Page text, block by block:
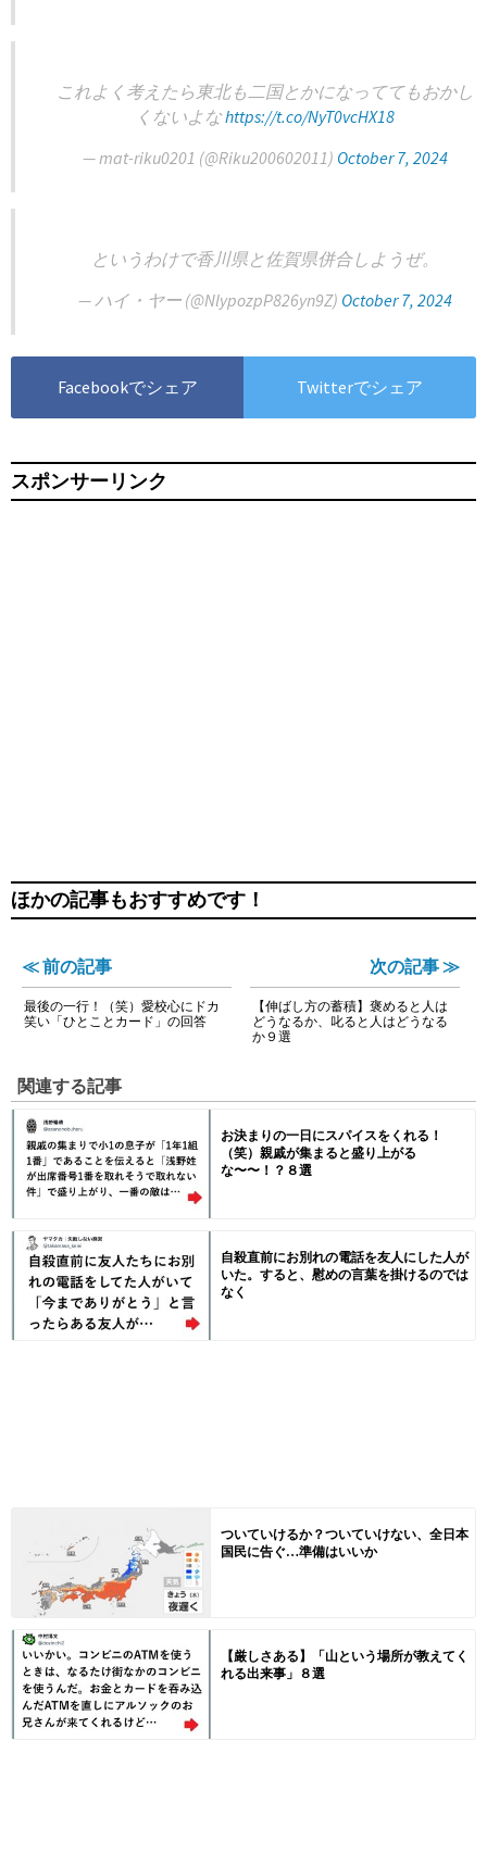
これよく考えたら東北も二国とかになっててもおかし
くないよなhttps://t.co/NyT0vcHX18
— mat-riku0201 (@Riku200602011) October 7, 2024
というわけで香川県と佐賀県併合しようぜ。
— ハイ・ヤー (@NlypozpP826yn9Z) October 7, 2024
Facebookでシェア Twitterでシェア
スポンサーリンク
ほかの記事もおすすめです！
≪ 前の記事
最後の一行！（笑）愛校心にドカ
笑い「ひとことカード」の回答
次の記事 ≫
【伸ばし方の蓄積】褒めると人は
どうなるか、叱ると人はどうなる
か９選
関連する記事
お決まりの一日にスパイスをくれる！
（笑）親戚が集まると盛り上がる
な〜〜！？８選
自殺直前にお別れの電話を友人にした人が
いた。すると、慰めの言葉を掛けるのでは
なく
ついていけるか？ついていけない、全日本
国民に告ぐ…準備はいいか
【厳しさある】「山という場所が教えてく
れる出来事」８選